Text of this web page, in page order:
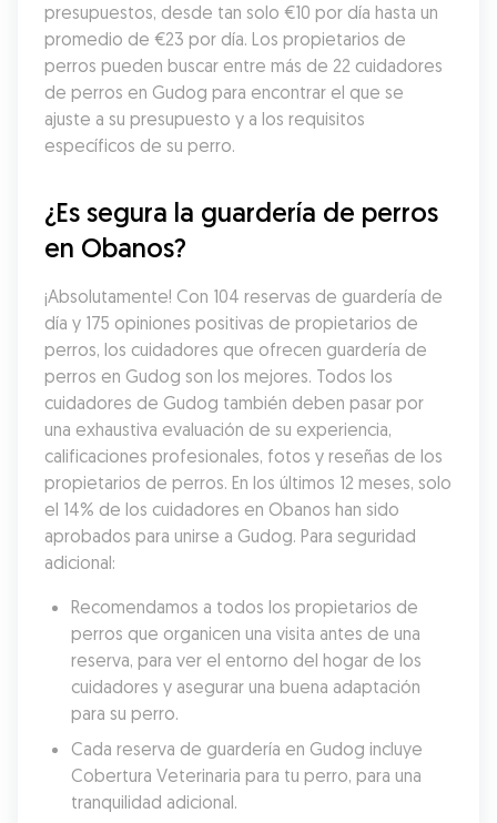
presupuestos, desde tan solo €10 por día hasta un
promedio de €23 por día. Los propietarios de
perros pueden buscar entre más de 22 cuidadores
de perros en Gudog para encontrar el que se
ajuste a su presupuesto y a los requisitos
específicos de su perro.
¿Es segura la guardería de perros
en Obanos?
¡Absolutamente! Con 104 reservas de guardería de
día y 175 opiniones positivas de propietarios de
perros, los cuidadores que ofrecen guardería de
perros en Gudog son los mejores. Todos los
cuidadores de Gudog también deben pasar por
una exhaustiva evaluación de su experiencia,
calificaciones profesionales, fotos y reseñas de los
propietarios de perros. En los últimos 12 meses, solo
el 14% de los cuidadores en Obanos han sido
aprobados para unirse a Gudog. Para seguridad
adicional:
Recomendamos a todos los propietarios de
perros que organicen una visita antes de una
reserva, para ver el entorno del hogar de los
cuidadores y asegurar una buena adaptación
para su perro.
Cada reserva de guardería en Gudog incluye
Cobertura Veterinaria para tu perro, para una
tranquilidad adicional.